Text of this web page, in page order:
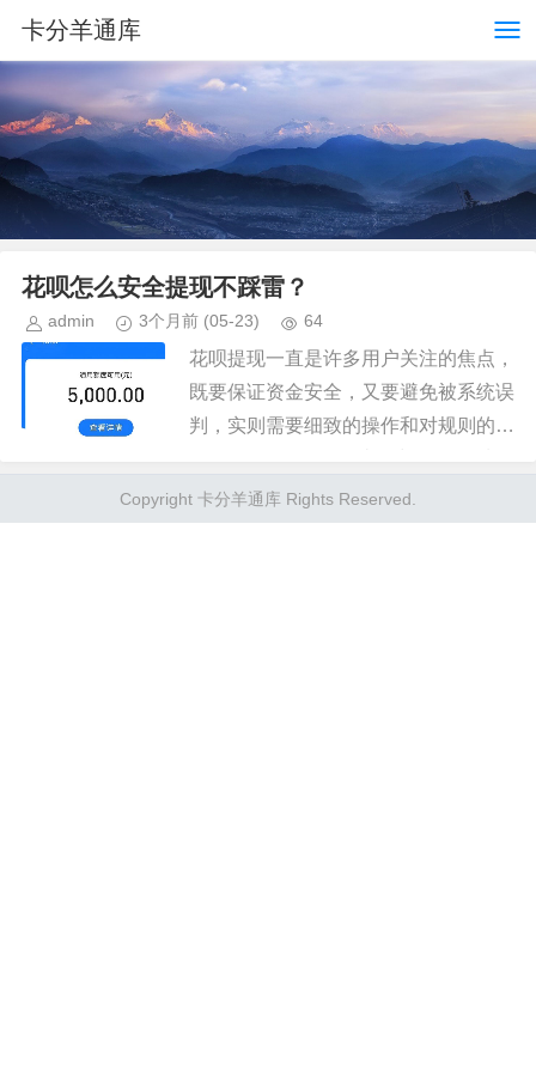
卡分羊通库
花呗怎么安全提现不踩雷？
admin 3个月前 (05-23) 64
花呗提现一直是许多用户关注的焦点，
既要保证资金安全，又要避免被系统误
判，实则需要细致的操作和对规则的理
题，例如提现限额、账户异常、资金冻
结等。这并非因为花呗系统存在问题...
Copyright 卡分羊通库 Rights Reserved.